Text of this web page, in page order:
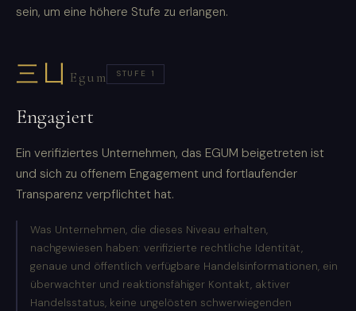
sein, um eine höhere Stufe zu erlangen.
三凵 Egum STUFE 1
Engagiert
Ein verifiziertes Unternehmen, das EGUM beigetreten ist
und sich zu offenem Engagement und fortlaufender
Transparenz verpflichtet hat.
Was Unternehmen, die dieses Niveau erhalten,
nachgewiesen haben: verifizierte rechtliche Identität,
genaue und öffentlich verfügbare Handelsinformationen, ein
überwachter und reaktionsfähiger Kontakt, aktiver
Handelsstatus, keine ungelösten schwerwiegenden